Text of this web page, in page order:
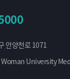
안양천로 1071
University